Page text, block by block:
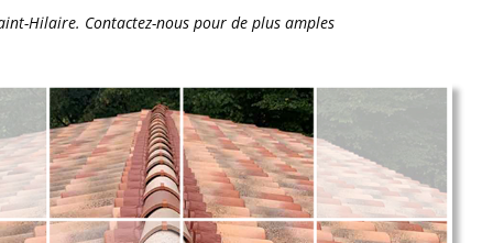
Hilaire. Contactez-nous pour de plus amples